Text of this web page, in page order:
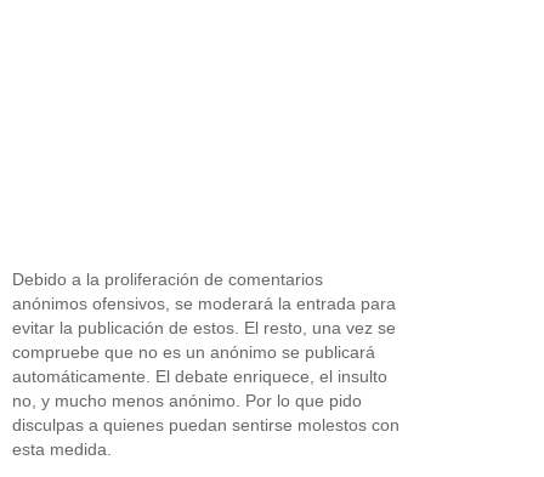
Debido a la proliferación de comentarios
anónimos ofensivos, se moderará la entrada para
evitar la publicación de estos. El resto, una vez se
compruebe que no es un anónimo se publicará
automáticamente. El debate enriquece, el insulto
no, y mucho menos anónimo. Por lo que pido
disculpas a quienes puedan sentirse molestos con
esta medida.